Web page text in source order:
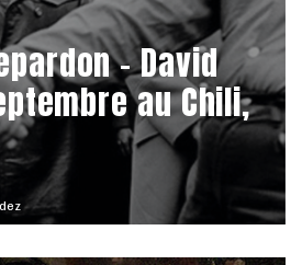
– David
au Chili,